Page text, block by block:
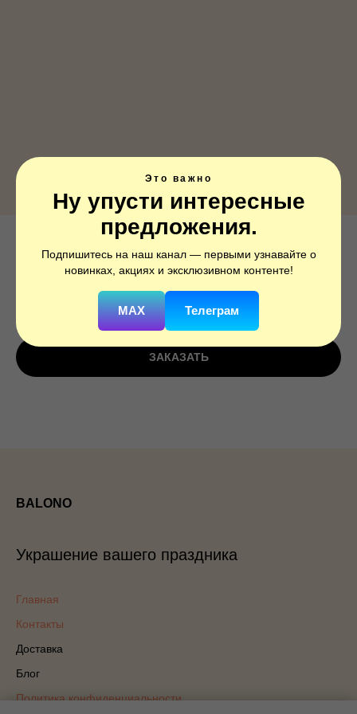
Это важно
Ну упусти интересные
предложения.
Подпишитесь на наш канал — первыми узнавайте о
новинках, акциях и эксклюзивном контенте!
MAX Телеграм
Ф ФИГУРА/11 Астронавт/FM
1207-1891
ЗАКАЗАТЬ
BALONO
Украшение вашего праздника
Главная
Контакты
Доставка
Блог
Политика конфиденциальности